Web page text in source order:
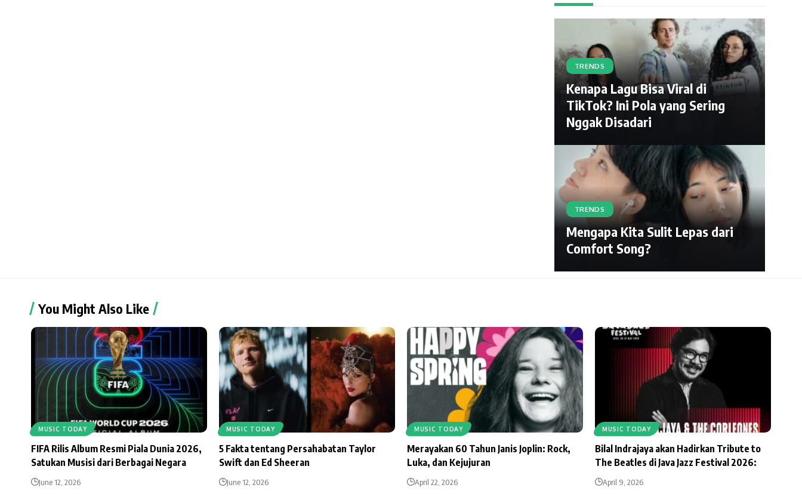
TRENDS
Kenapa Lagu Bisa Viral di
TikTok? Ini Pola yang Sering
Nggak Disadari
TRENDS
Mengapa Kita Sulit Lepas dari
Comfort Song?
You Might Also Like
MUSIC TODAY
FIFA Rilis Album Resmi Piala Dunia 2026,
Satukan Musisi dari Berbagai Negara
June 12, 2026
MUSIC TODAY
5 Fakta tentang Persahabatan Taylor
Swift dan Ed Sheeran
June 12, 2026
MUSIC TODAY
Merayakan 60 Tahun Janis Joplin: Rock,
Luka, dan Kejujuran
April 22, 2026
MUSIC TODAY
Bilal Indrajaya akan Hadirkan Tribute to
The Beatles di Java Jazz Festival 2026:
April 9, 2026